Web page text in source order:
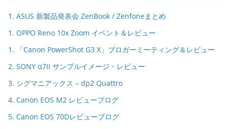
1. ASUS 新製品発表会 ZenBook / Zenfoneまとめ
1. OPPO Reno 10x Zoom イベント＆レビュー
1. 「Canon PowerShot G3 X」ブロガーミーティング＆レビュー
2. SONY α7II サンプルイメージ・レビュー
3. シグマニアックス – dp2 Quattro
4. Canon EOS M2 レビューブログ
5. Canon EOS 70Dレビューブログ